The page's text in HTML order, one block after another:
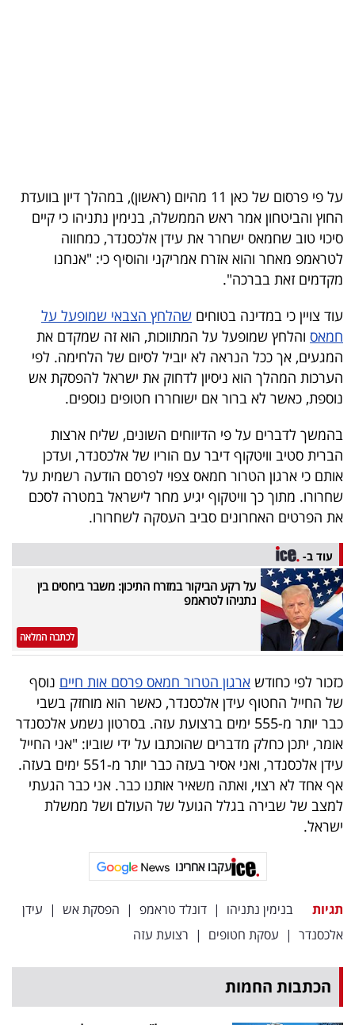
הכלכלי
פודקאסט
40
UNDER
40
שיתופי
דרושים
ניוזלטרים
מייל
אדום
פרסמו
באייס
עקבו
אחרינו:
על פי פרסום של כאן 11 מהיום (ראשון), במהלך דיון בוועדת
החוץ והביטחון אמר ראש הממשלה, בנימין נתניהו כי קיים
סיכוי טוב שחמאס ישחרר את עידן אלכסנדר, כמחווה
לטראמפ מאחר והוא אזרח אמריקני והוסיף כי: "אנחנו
מקדמים זאת בברכה".
עוד צויין כי במדינה בטוחים שהלחץ הצבאי שמופעל על
חמאס והלחץ שמופעל על המתווכות, הוא זה שמקדם את
המגעים, אך ככל הנראה לא יוביל לסיום של הלחימה. לפי
הערכות המהלך הוא ניסיון לדחוק את ישראל להפסקת אש
נוספת, כאשר לא ברור אם ישוחררו חטופים נוספים.
בהמשך לדברים על פי הדיווחים השונים, שליח ארצות
הברית סטיב וויטקוף דיבר עם הוריו של אלכסנדר, ועדכן
אותם כי ארגון הטרור חמאס צפוי לפרסם הודעה רשמית על
שחרורו. מתוך כך וויטקוף יגיע מחר לישראל במטרה לסכם
את הפרטים האחרונים סביב העסקה לשחרורו.
עוד ב-
על רקע הביקור במזרח התיכון: משבר ביחסים בין
נתניהו לטראמפ
לכתבה המלאה
כזכור לפי כחודש ארגון הטרור חמאס פרסם אות חיים נוסף
של החייל החטוף עידן אלכסנדר, כאשר הוא מוחזק בשבי
כבר יותר מ-555 ימים ברצועת עזה. בסרטון נשמע אלכסנדר
אומר, יתכן כחלק מדברים שהוכתבו על ידי שוביו: "אני החייל
עידן אלכסנדר, ואני אסיר בעזה כבר יותר מ-551 ימים בעזה.
אף אחד לא רצוי, ואתה משאיר אותנו כבר. אני כבר הגעתי
למצב של שבירה בגלל הגועל של העולם ושל ממשלת
ישראל.
עקבו אחרינו
תגיות בנימין נתניהו | דונלד טראמפ | הפסקת אש | עידן
אלכסנדר | עסקת חטופים | רצועת עזה
הכתבות החמות